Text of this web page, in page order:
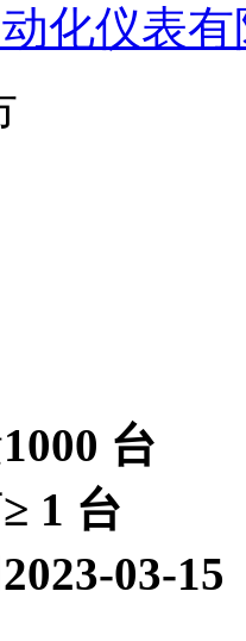
化仪表
1000 台
≥ 1 台
2023-03-15